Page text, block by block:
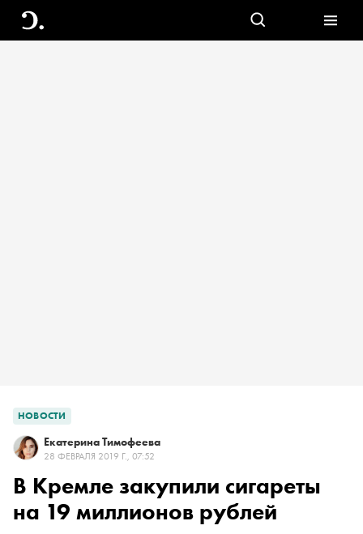
НОВОСТИ
Екатерина Тимофеева
28 ФЕВРАЛЯ 2019 Г., 07:52
В Кремле закупили сигареты
на 19 миллионов рублей